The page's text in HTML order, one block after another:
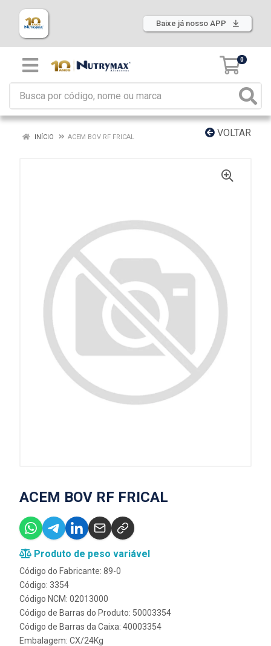
Baixe já nosso APP
0
VOLTAR
INÍCIO ACEM BOV RF FRICAL
ACEM BOV RF FRICAL
Produto de peso variável
Código do Fabricante: 89-0
Código: 3354
Código NCM: 02013000
Código de Barras do Produto: 50003354
Código de Barras da Caixa: 40003354
Embalagem: CX/24Kg